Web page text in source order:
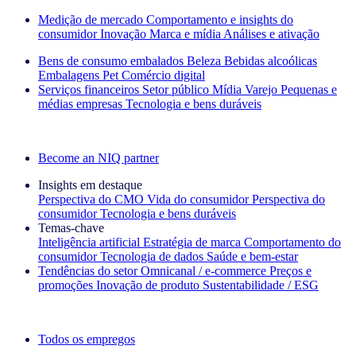
Medição de mercado Comportamento e insights do
consumidor Inovação Marca e mídia Análises e ativação
Bens de consumo embalados Beleza Bebidas alcoólicas
Embalagens Pet Comércio digital
Serviços financeiros Setor público Mídia Varejo Pequenas e
médias empresas Tecnologia e bens duráveis
Become an NIQ partner
Insights em destaque
Perspectiva do CMO Vida do consumidor Perspectiva do
consumidor Tecnologia e bens duráveis
Temas‑chave
Inteligência artificial Estratégia de marca Comportamento do
consumidor Tecnologia de dados Saúde e bem‑estar
Tendências do setor Omnicanal / e‑commerce Preços e
promoções Inovação de produto Sustentabilidade / ESG
Todos os empregos